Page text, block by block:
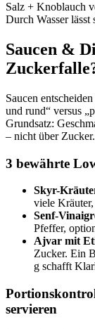
Salz + Knoblauch
Durch Wasser lässt
Saucen &
Saucen
und rund“ versus
Grundsatz:
– nicht über Zucker.
3 bewährte
Skyr-
viele
Senf-
Pfeffer,
Ajvar mit
Zucker. Ein
g schafft
servieren